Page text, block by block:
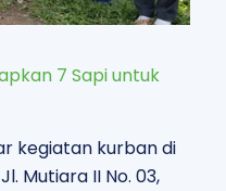
7 Sapi untuk
kegiatan kurban di
Mutiara II No. 03,